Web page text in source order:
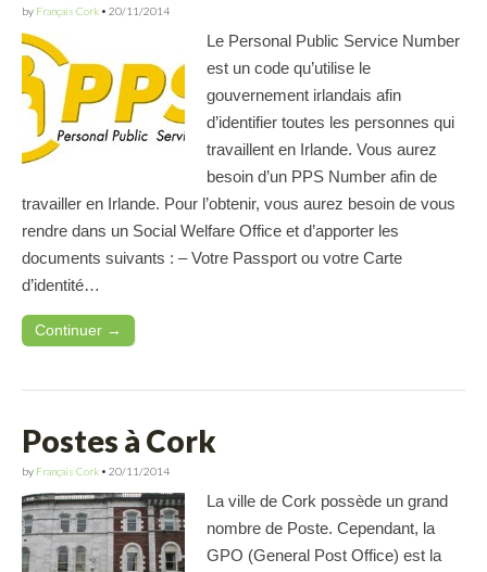
by Français Cork • 20/11/2014
Le Personal Public Service Number
est un code qu’utilise le
gouvernement irlandais afin
d’identifier toutes les personnes qui
travaillent en Irlande. Vous aurez
besoin d’un PPS Number afin de
travailler en Irlande. Pour l’obtenir, vous aurez besoin de vous
rendre dans un Social Welfare Office et d’apporter les
documents suivants : – Votre Passport ou votre Carte
d’identité…
Continuer →
Postes à Cork
by Français Cork • 20/11/2014
La ville de Cork possède un grand
nombre de Poste. Cependant, la
GPO (General Post Office) est la